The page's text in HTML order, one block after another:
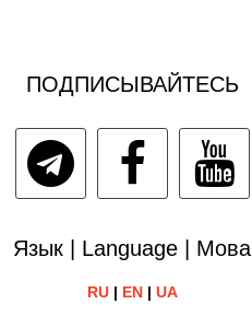
ПОДПИСЫВАЙТЕСЬ
Язык | Language | Мова
RU| EN| UA